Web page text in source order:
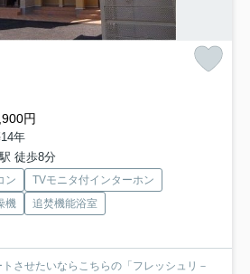
円
年
徒歩8分
ン
TVモニタ付インターホン
機
追焚機能浴室
させたいならこちらの「フレッシュリ－